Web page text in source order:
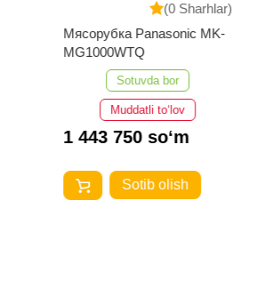
(0 Sharhlar)
Мясорубка Panasonic MK-
MG1000WTQ
Sotuvda bor
Muddatli to‘lov
1 443 750 so‘m
Sotib olish